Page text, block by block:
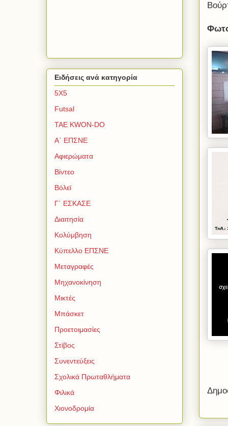
Ειδήσεις ανά κατηγορία
5Χ5
Futsal
TAE KWON-DO
Α΄ ΕΠΣΝΕ
Αφιερώματα
Βίντεο
Βόλεϊ
Γ΄ ΕΣΚΑΣΕ
Διαιτησία
Κολύμβηση
Κύπελλο ΕΠΣΝΕ
Μεταγραφές
Μηχανοκίνηση
Μικτές
Μπάσκετ
Προετοιμασίες
Στίβος
Συνεντεύξεις
Σχολικά Πρωταθλήματα
Φιλικά
Χιονοδρομία